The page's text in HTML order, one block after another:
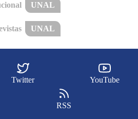
UNAL
UNAL
Twitter YouTube
RSS